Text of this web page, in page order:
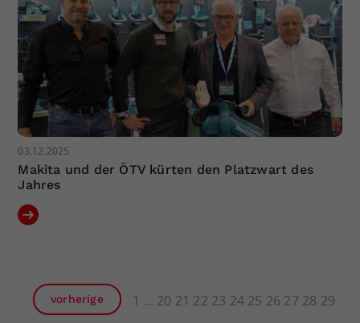
03.12.2025
Makita und der ÖTV kürten den Platzwart des
Jahres
vorherige 1 20 21 22 23 24 25 26 27 28 29